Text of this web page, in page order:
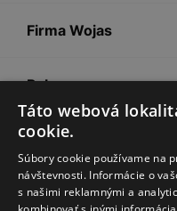
Firma Wojas
Pokyny
Táto webová
cookie.
Súbory cookie používame na
návštevnosti. Informácie o
s našimi reklamnými a